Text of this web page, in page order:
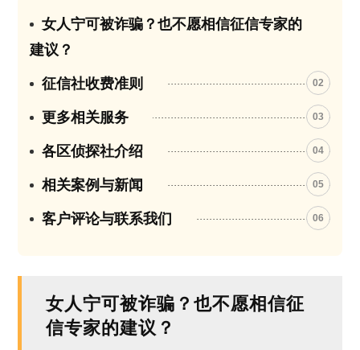
女人宁可被诈骗？也不愿相信征信专家的
建议？
征信社收费准则 02
更多相关服务 03
各区侦探社介绍 04
相关案例与新闻 05
客户评论与联系我们 06
女人宁可被诈骗？也不愿相信征
信专家的建议？